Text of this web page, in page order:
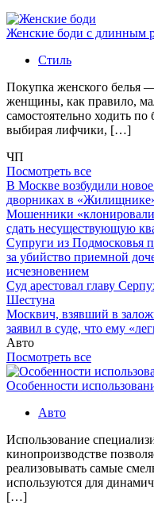
Женские боди с длинным
Стиль
Покупка женского белья
женщины, как правило,
самостоятельно ходить
выбирая лифчики, […]
ЧП
Посмотреть все
В Москве возбудили
дворниках в
Мошенники
сдать несуществующую
Супруги из Подмосковья
за убийство приемной
исчезновением
Суд арестовал главу
Шестуна
Москвич, взявший в
заявил в суде, что ему
Авто
Посмотреть все
Особенности
Авто
Использование
кинопроизводстве
реализовывать самые
используются для
[…]